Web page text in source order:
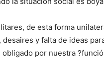
de esta forma
y falta de ideas
por nuestra